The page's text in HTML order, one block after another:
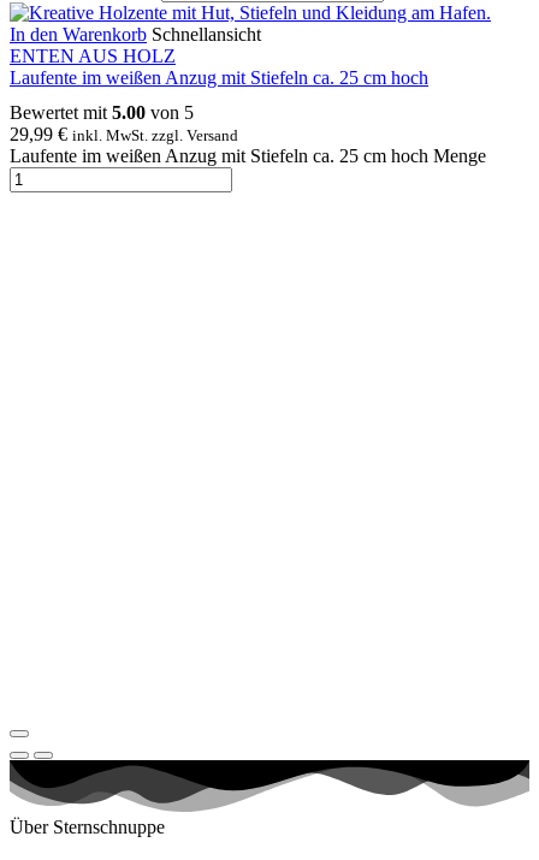
In den Warenkorb Schnellansicht
ENTEN AUS HOLZ
Laufente im weißen Anzug mit Stiefeln ca. 25 cm hoch
Bewertet mit 5.00 von 5
29,99 € inkl. MwSt. zzgl. Versand
Laufente im weißen Anzug mit Stiefeln ca. 25 cm hoch Menge
Über Sternschnuppe